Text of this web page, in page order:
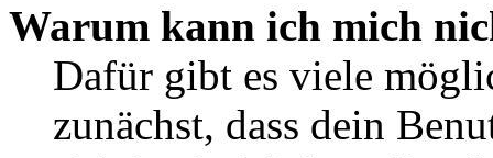
Warum kann ich mich
Dafür gibt es viele
zunächst, dass dein